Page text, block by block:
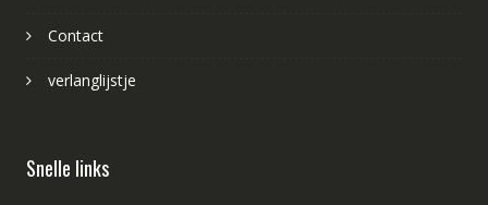
Contact
verlanglijstje
Snelle links